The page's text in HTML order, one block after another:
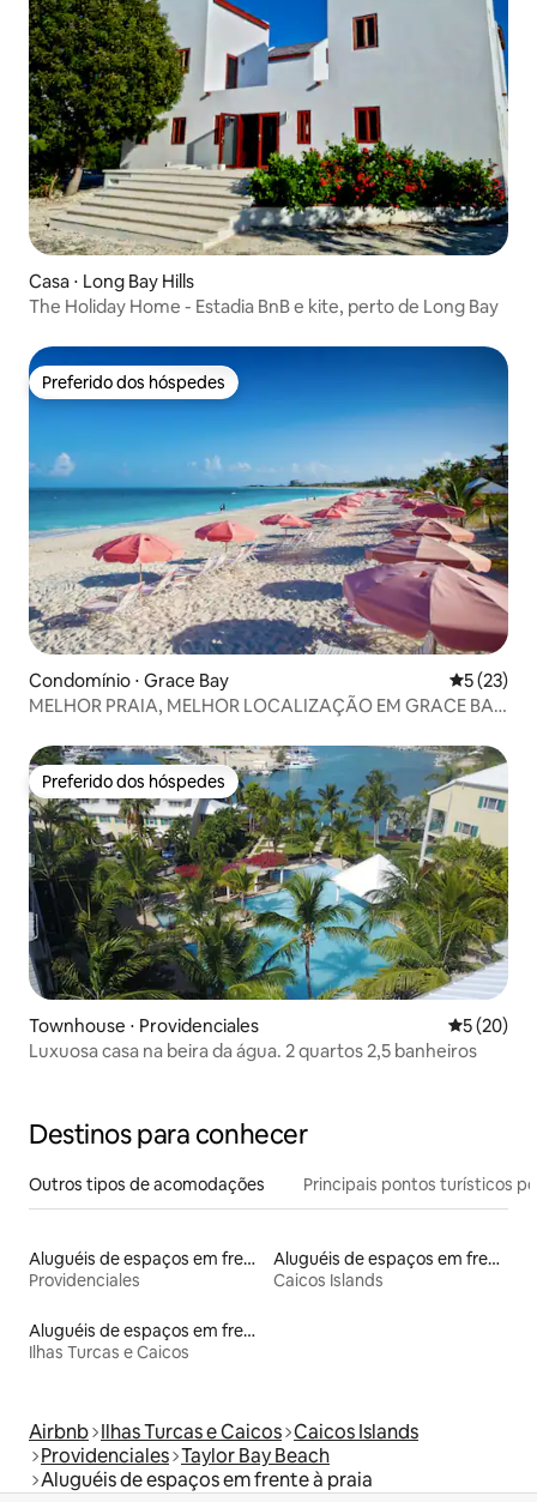
Casa ⋅ Long Bay Hills
The Holiday Home - Estadia BnB e kite, perto de Long Bay
Preferido dos hóspedes
Preferido dos hóspedes
Condomínio ⋅ Grace Bay 5 de uma
5 (23)
MELHOR PRAIA, MELHOR LOCALIZAÇÃO EM GRACE BAY
Preferido dos hóspedes
Preferido dos hóspedes
Townhouse ⋅ Providenciales 5 de uma
5 (20)
Luxuosa casa na beira da água. 2 quartos 2,5 banheiros
Destinos para conhecer
Outros tipos de acomodações Principais pontos turísticos
Aluguéis de espaços em frente à praia
Providenciales
Aluguéis de espaços em frente à praia
Caicos Islands
Aluguéis de espaços em frente à praia
Ilhas Turcas e Caicos
Airbnb Ilhas Turcas e Caicos Caicos Islands
Providenciales Taylor Bay Beach
Aluguéis de espaços em frente à praia